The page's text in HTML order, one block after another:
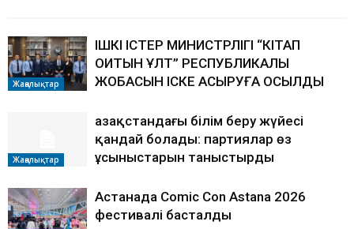
Жаңалықтар
ІШКІ ІСТЕР МИНИСТРЛІГІ “КІТАП
ОҚИТЫН ҰЛТ” РЕСПУБЛИКАЛЫҚ
ЖОБАСЫН ІСКЕ АСЫРУҒА ҚОСЫЛДЫ
Жаңалықтар
Қазақстандағы білім беру жүйесі
қандай болады: партиялар өз
ұсыныстарын таныстырды
Астанада Comic Con Astana 2026
фестивалі басталды